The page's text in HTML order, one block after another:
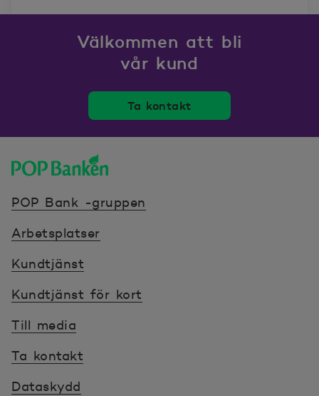
Välkommen att bli
vår kund
Ta kontakt
POP Bank -gruppen
Arbetsplatser
Kundtjänst
Kundtjänst för kort
Till media
Ta kontakt
Dataskydd